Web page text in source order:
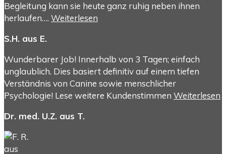
Begleitung kann sie heute ganz ruhig neben ihnen
herlaufen…. Weiterlesen
S.H. aus E.
Wunderbarer Job! Innerhalb von 3 Tagen; einfach
unglaublich. Dies basiert definitiv auf einem tiefen
Verständnis von Canine sowie menschlicher
Psychologie! Lese weitere Kundenstimmen Weiterlesen
Dr. med. U.Z. aus T.